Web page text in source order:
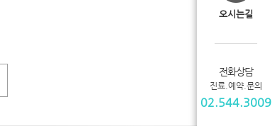
오시는길
전화상담
진료.예약.문의
02.544.3009